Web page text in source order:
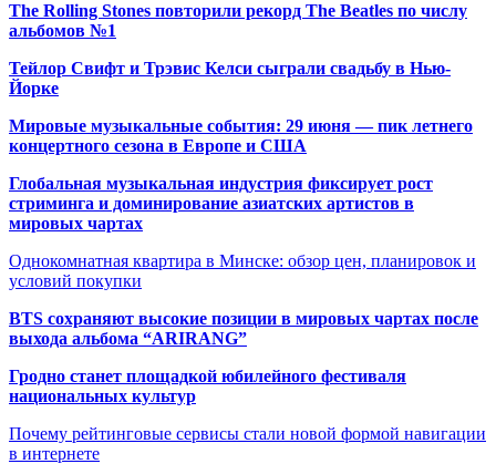
The Rolling Stones повторили рекорд The Beatles по числу
альбомов №1
Тейлор Свифт и Трэвис Келси сыграли свадьбу в Нью-
Йорке
Мировые музыкальные события: 29 июня — пик летнего
концертного сезона в Европе и США
Глобальная музыкальная индустрия фиксирует рост
стриминга и доминирование азиатских артистов в
мировых чартах
Однокомнатная квартира в Минске: обзор цен, планировок и
условий покупки
BTS сохраняют высокие позиции в мировых чартах после
выхода альбома “ARIRANG”
Гродно станет площадкой юбилейного фестиваля
национальных культур
Почему рейтинговые сервисы стали новой формой навигации
в интернете